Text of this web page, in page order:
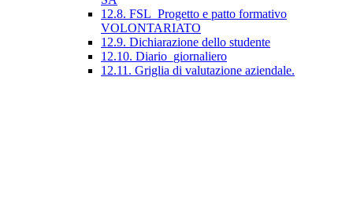
12.8. FSL_Progetto e patto formativo
VOLONTARIATO
12.9. Dichiarazione dello studente
12.10. Diario_giornaliero
12.11. Griglia di valutazione aziendale.